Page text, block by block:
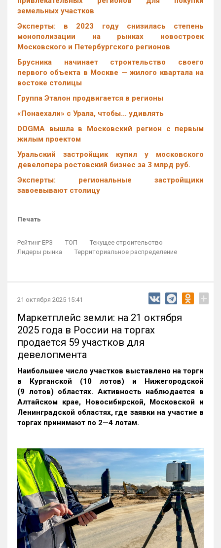
земельных участков
Эксперты: в 2023 году снизилась степень
монополизации на рынках новостроек
Московского и Петербургского регионов
Брусника начинает строительство своего
первого объекта в Москве — жилого квартала на
востоке столицы
Группа Эталон продвигается в регионы
«Понаехали» с Урала, чтобы… удивлять
DOGMA вышла в Московский регион с первым
жилым проектом
Уральский застройщик купил у московского
девелопера ростовский бизнес за 3 млрд руб.
Эксперты: региональные застройщики
завоевывают столицу
Печать
Рейтинг ЕРЗ ТОП
Текущее строительство
Лидеры рынка
Территориальное распределение
21 октября 2025 15:41 +
Маркетплейс земли: на 21 октября
2025 года в России на торгах
продается 59 участков для
девелопмента
Наибольшее число участков выставлено на торги
в Курганской (10 лотов) и Нижегородской
(9 лотов) областях. Активность наблюдается в
Алтайском крае, Новосибирской, Московской и
Ленинградской областях, где заявки на участие в
торгах принимают по 2—4 лотам.